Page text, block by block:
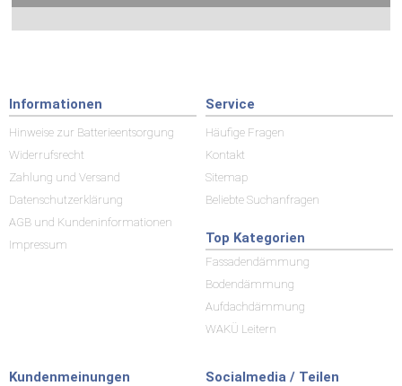
Informationen
Hinweise zur Batterieentsorgung
Widerrufsrecht
Zahlung und Versand
Datenschutzerklärung
AGB und Kundeninformationen
Impressum
Service
Häufige Fragen
Kontakt
Sitemap
Beliebte Suchanfragen
Top Kategorien
Fassadendämmung
Bodendämmung
Aufdachdämmung
WAKÜ Leitern
Kundenmeinungen Socialmedia / Teilen